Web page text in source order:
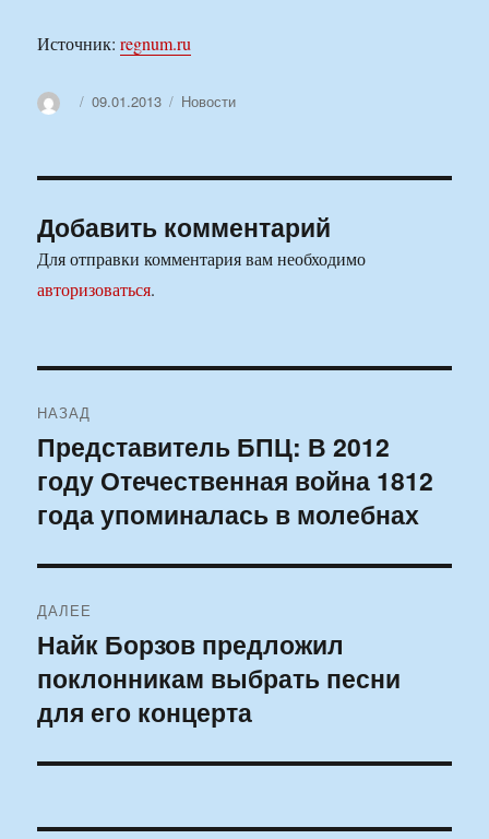
Источник:regnum.ru
АвторОпубликовано
09.01.2013 Рубрики
Новости
Добавить комментарий
Для отправки комментария вам необходимо
авторизоваться.
по
записям
НАЗАД
Предыдущая
запись:
Представитель БПЦ: В 2012
году Отечественная война 1812
года упоминалась в молебнах
ДАЛЕЕ
Следующая
запись:
Найк Борзов предложил
поклонникам выбрать песни
для его концерта